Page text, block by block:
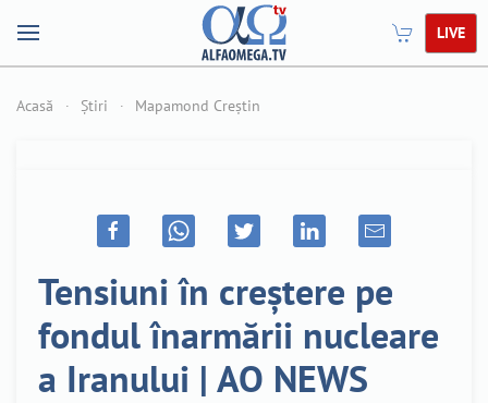
LIVE
Acasă Știri Mapamond Creștin
Tensiuni în creștere pe
fondul înarmării nucleare
a Iranului | AO NEWS